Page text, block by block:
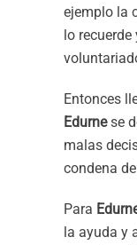
ejemplo la
lo
Entonces
Edurnese
malas
condena
Para
la ayuda y